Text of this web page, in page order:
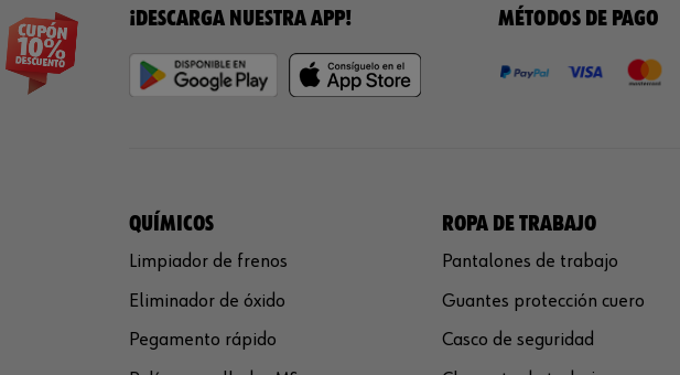
¡DESCARGA NUESTRA APP! MÉTODOS DE PAGO
QUÍMICOS
Limpiador de frenos
Eliminador de óxido
Pegamento rápido
ROPA DE TRABAJO
Pantalones de trabajo
Guantes protección cuero
Casco de seguridad